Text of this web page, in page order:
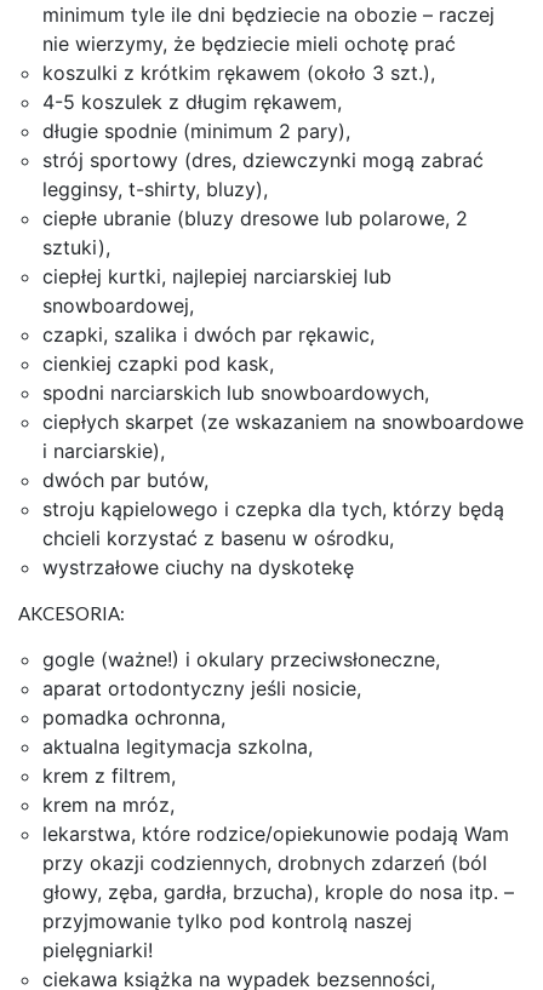
minimum tyle ile dni będziecie na obozie – raczej
nie wierzymy, że będziecie mieli ochotę prać
koszulki z krótkim rękawem (około 3 szt.),
4-5 koszulek z długim rękawem,
długie spodnie (minimum 2 pary),
strój sportowy (dres, dziewczynki mogą zabrać
legginsy, t-shirty, bluzy),
ciepłe ubranie (bluzy dresowe lub polarowe, 2
sztuki),
ciepłej kurtki, najlepiej narciarskiej lub
snowboardowej,
czapki, szalika i dwóch par rękawic,
cienkiej czapki pod kask,
spodni narciarskich lub snowboardowych,
ciepłych skarpet (ze wskazaniem na snowboardowe
i narciarskie),
dwóch par butów,
stroju kąpielowego i czepka dla tych, którzy będą
chcieli korzystać z basenu w ośrodku,
wystrzałowe ciuchy na dyskotekę
AKCESORIA:
gogle (ważne!) i okulary przeciwsłoneczne,
aparat ortodontyczny jeśli nosicie,
pomadka ochronna,
aktualna legitymacja szkolna,
krem z filtrem,
krem na mróz,
lekarstwa, które rodzice/opiekunowie podają Wam
przy okazji codziennych, drobnych zdarzeń (ból
głowy, zęba, gardła, brzucha), krople do nosa itp. –
przyjmowanie tylko pod kontrolą naszej
pielęgniarki!
ciekawa książka na wypadek bezsenności,